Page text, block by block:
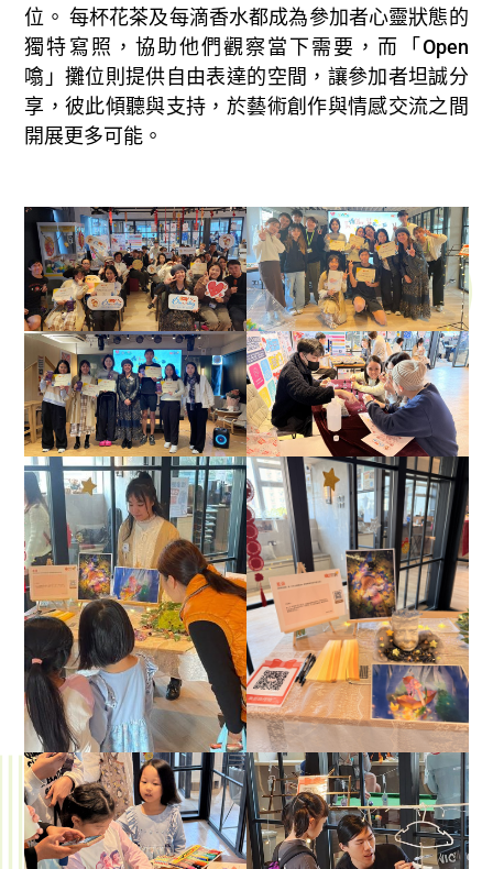
位。 每杯花茶及每滴香水都成為參加者心靈狀態的
獨特寫照，協助他們觀察當下需要，而「Open
噏」攤位則提供自由表達的空間，讓參加者坦誠分
享，彼此傾聽與支持，於藝術創作與情感交流之間
開展更多可能。